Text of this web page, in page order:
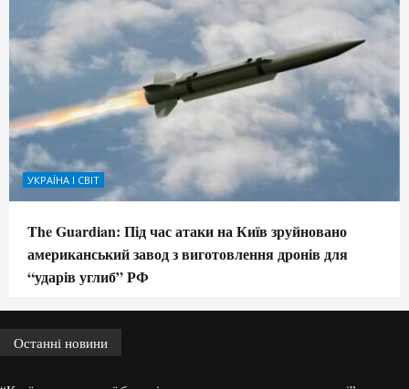
УКРАЇНА І СВІТ
The Guardian: Під час атаки на Київ зруйновано
американський завод з виготовлення дронів для
“ударів углиб” РФ
Останні новини